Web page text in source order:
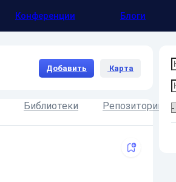
Конференции Блоги
Добавить Карта
Библиотеки
Репозитории